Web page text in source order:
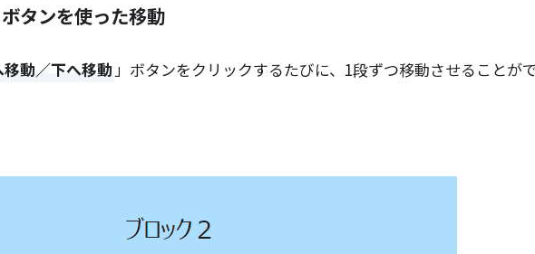
タンを使った移動
移動／下へ移動 」ボタンをクリックするたびに、1段ずつ移動させることが